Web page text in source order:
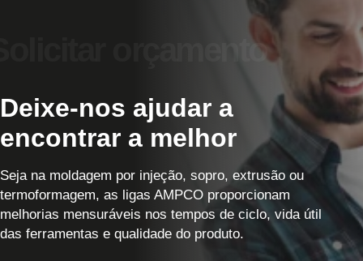
Deixe-nos ajudar a
encontrar a melhor
Seja na moldagem por injeção, sopro, extrusão ou
termoformagem, as ligas AMPCO proporcionam
melhorias mensuráveis nos tempos de ciclo, vida útil
das ferramentas e qualidade do produto.